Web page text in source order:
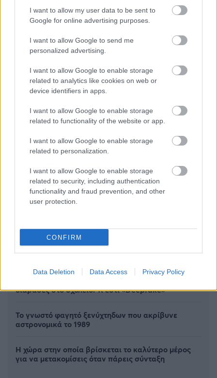
I want to allow my user data to be sent to
Google for online advertising purposes.
I want to allow Google to send me
personalized advertising.
I want to allow Google to enable storage
related to analytics like cookies on web or
device identifiers in apps.
I want to allow Google to enable storage
related to functionality of the website or app.
I want to allow Google to enable storage
related to personalization.
I want to allow Google to enable storage
related to security, including authentication
functionality and fraud prevention, and other
user protection.
CONFIRM
Data Deletion Data Access Privacy Policy
Πέρα από τη Λισαβόνα: 10 μαγευτικοί προορισμοί
Το καλά κρυμμένο μυστικό της Κρήτης: Το φαράγγι
6 γραφικά χωριά των Κυκλάδων που αξίζει να
διάβασες στο σχολείο: Τι εστί «Deepfake»
Το γνωστό φαγητό ξενύχτηδων που ακρίβυνε
αστρονομικά το 1989
Η χώρα στην οποία βρίσκεται το καλύτερο μέρος
για να μετακομίσεις όταν πάρεις σύνταξη